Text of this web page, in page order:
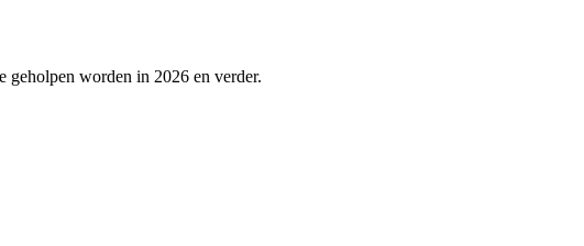
geholpen worden in 2026 en verder.